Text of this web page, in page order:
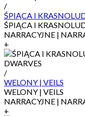
/
ŚPIĄCA I
ŚPIĄCA I
NARRACYJNE |
+
/
WELONY | VEILS
WELONY | VEILS
NARRACYJNE |
+